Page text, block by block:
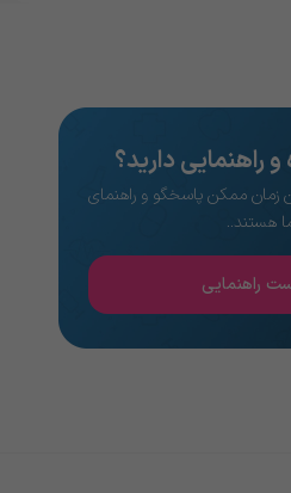
و راهنمایی دارید؟
زمان ممکن پاسخگو و راهنمای
هستند..
راهنمایی